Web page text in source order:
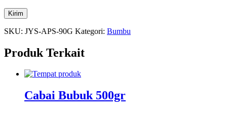
SKU: JYS-APS-90G Kategori: Bumbu
Produk Terkait
Cabai Bubuk 500gr